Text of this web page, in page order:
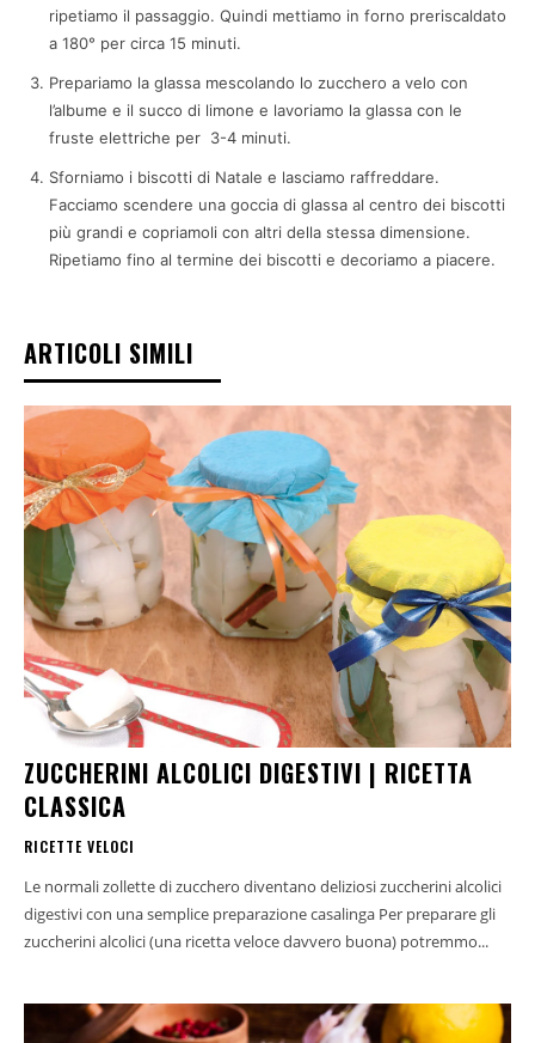
ripetiamo il passaggio. Quindi mettiamo in forno preriscaldato
a 180° per circa 15 minuti.
Prepariamo la glassa mescolando lo zucchero a velo con
l’albume e il succo di limone e lavoriamo la glassa con le
fruste elettriche per 3-4 minuti.
Sforniamo i biscotti di Natale e lasciamo raffreddare.
Facciamo scendere una goccia di glassa al centro dei biscotti
più grandi e copriamoli con altri della stessa dimensione.
Ripetiamo fino al termine dei biscotti e decoriamo a piacere.
ARTICOLI SIMILI
ZUCCHERINI ALCOLICI DIGESTIVI | RICETTA
CLASSICA
RICETTE VELOCI
Le normali zollette di zucchero diventano deliziosi zuccherini alcolici
digestivi con una semplice preparazione casalinga Per preparare gli
zuccherini alcolici (una ricetta veloce davvero buona) potremmo...